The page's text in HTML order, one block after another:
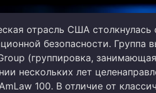
отрасль США
безопасности. Группа
(группировка,
нескольких лет
100. В отличие от